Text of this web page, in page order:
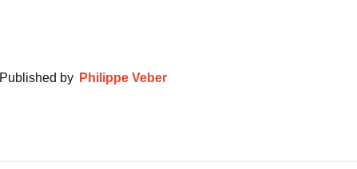
Published by Philippe Veber